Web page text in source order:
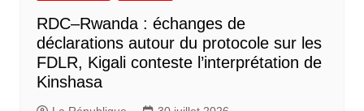
RDC–Rwanda : échanges de
déclarations autour du protocole sur les
FDLR, Kigali conteste l’interprétation de
Kinshasa